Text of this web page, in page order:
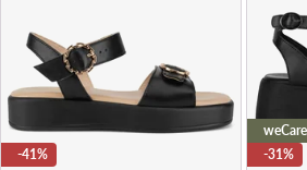
-41%
weCare
-31%